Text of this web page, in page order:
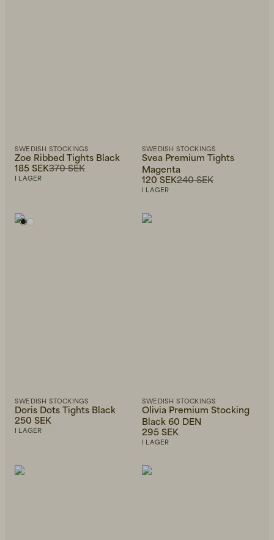
Nyheter
SWEDISH STOCKINGS
Zoe Ribbed Tights Black
370 SEK
185 SEK
I LAGER
SWEDISH STOCKINGS
Svea Premium Tights
Magenta
240 SEK
120 SEK
I LAGER
SWEDISH STOCKINGS
Doris Dots Tights Black
250 SEK
I LAGER
SWEDISH STOCKINGS
Olivia Premium Stocking
Black 60 DEN
295 SEK
I LAGER